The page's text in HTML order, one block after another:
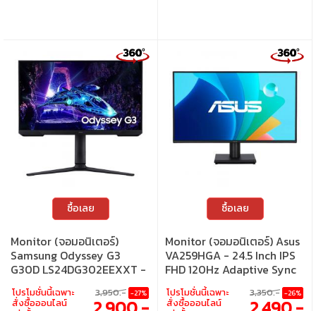
ซื้อเลย
Monitor (จอมอนิเตอร์)
Samsung Odyssey G3
G30D LS24DG302EEXXT -
24 Inch VA FHD 180Hz AMD
FreeSync
โปรโมชั่นนี้เฉพาะ
สั่งซื้อออนไลน์
3,950.- -27%
ซื้อเลย
Monitor (จอมอนิเตอร์) Asus
VA259HGA - 24.5 Inch IPS
FHD 120Hz Adaptive Sync
โปรโมชั่นนี้เฉพาะ
สั่งซื้อออนไลน์
3,350.- -26%